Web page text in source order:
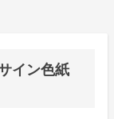
イン色紙